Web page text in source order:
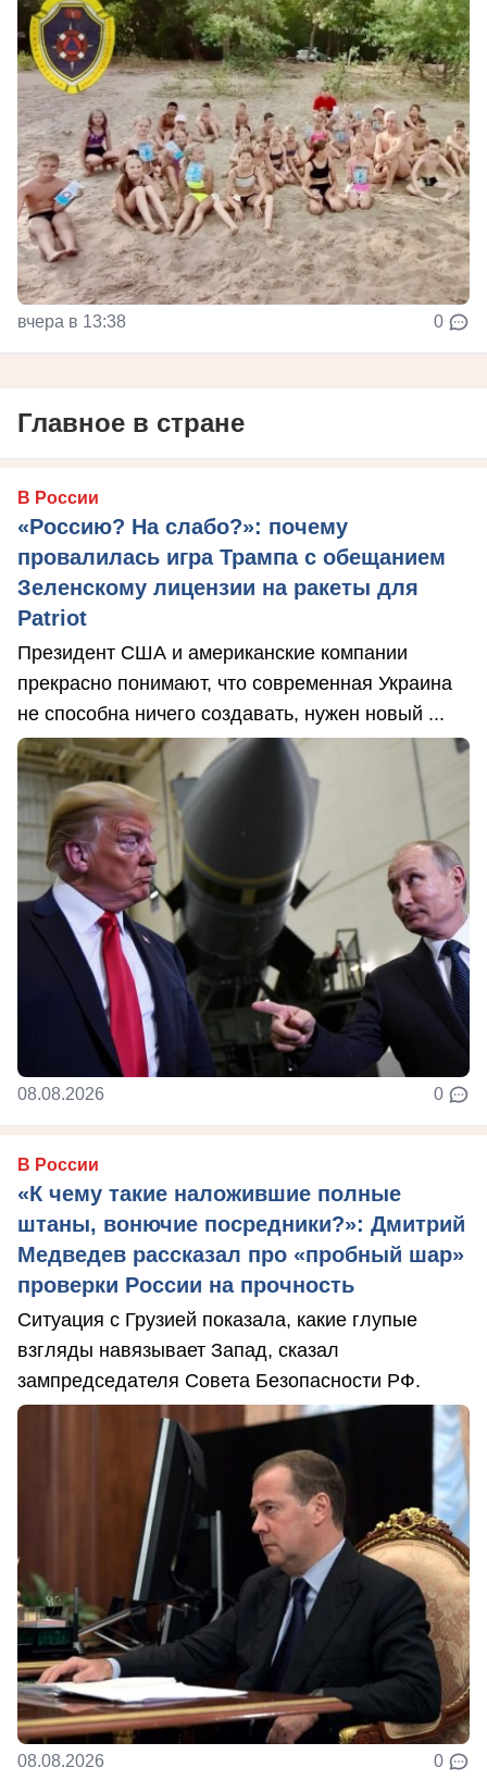
вчера в 13:38 0
Главное в стране
В России
«Россию? На слабо?»: почему
провалилась игра Трампа с обещанием
Зеленскому лицензии на ракеты для
Patriot
Президент США и американские компании
прекрасно понимают, что современная Украина
не способна ничего создавать, нужен новый ...
08.08.2026 0
В России
«К чему такие наложившие полные
штаны, вонючие посредники?»: Дмитрий
Медведев рассказал про «пробный шар»
проверки России на прочность
Ситуация с Грузией показала, какие глупые
взгляды навязывает Запад, сказал
зампредседателя Совета Безопасности РФ.
08.08.2026 0